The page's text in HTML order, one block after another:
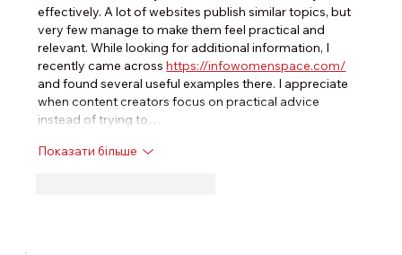
effectively. A lot of websites publish similar topics, but
very few manage to make them feel practical and
relevant. While looking for additional information, I
recently came across https://infowomenspace.com/
and found several useful examples there. I appreciate
when content creators focus on practical advice
instead of trying to…
Показати більше